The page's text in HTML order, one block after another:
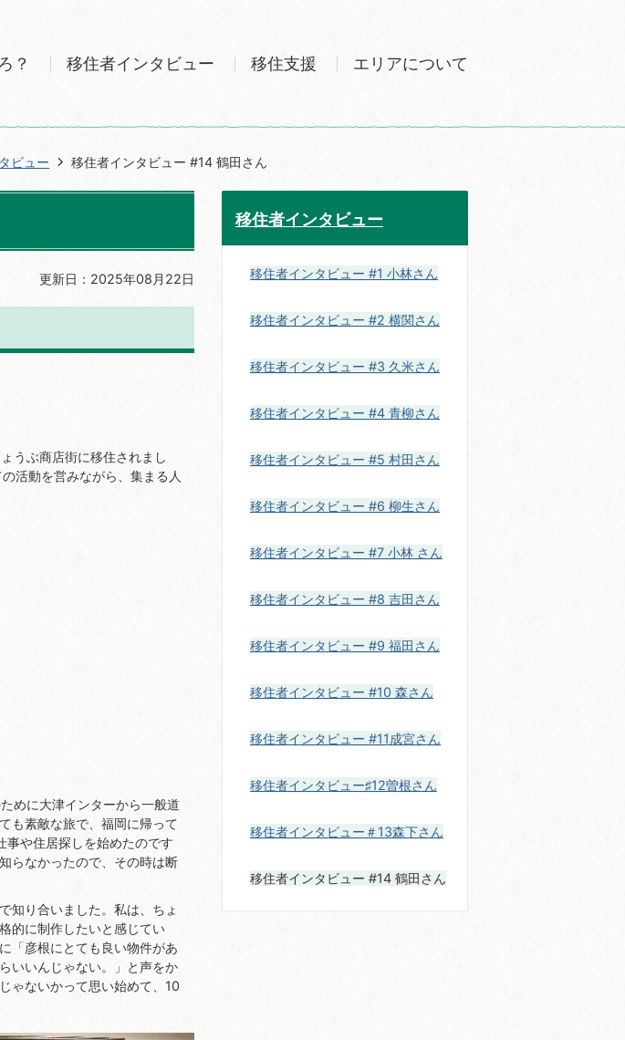
？ 移住者インタビュー 移住支援 エリアについて
ビュー 移住者インタビュー #14 鶴田さん
更新日：2025年08月22日
うぶ商店街に移住されまし
活動を営みながら、集まる人
めに大津インターから一般道
も素敵な旅で、福岡に帰って
や住居探しを始めたのです
らなかったので、その時は断
知り合いました。私は、ちょ
的に制作したいと感じてい
「彦根にとても良い物件があ
いいんじゃない。」と声をか
ゃないかって思い始めて、10
移住者インタビュー
移住者インタビュー #1 小林さん
移住者インタビュー #2 横関さん
移住者インタビュー #3 久米さん
移住者インタビュー #4 青柳さん
移住者インタビュー #5 村田さん
移住者インタビュー #6 柳生さん
移住者インタビュー #7 小林 さん
移住者インタビュー #8 吉田さん
移住者インタビュー #9 福田さん
移住者インタビュー #10 森さん
移住者インタビュー #11成宮さん
移住者インタビュー♯12曽根さん
移住者インタビュー＃13森下さん
移住者インタビュー #14 鶴田さん